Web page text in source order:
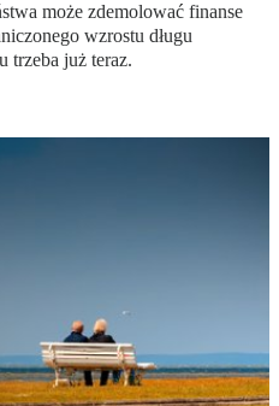
może zdemolować finanse
wzrostu długu
trzeba już teraz.